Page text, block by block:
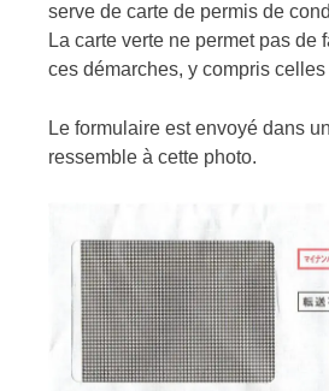
serve de carte de permis de
La carte verte ne permet pas de
ces démarches, y compris
Le formulaire est envoyé dans
ressemble à cette photo.